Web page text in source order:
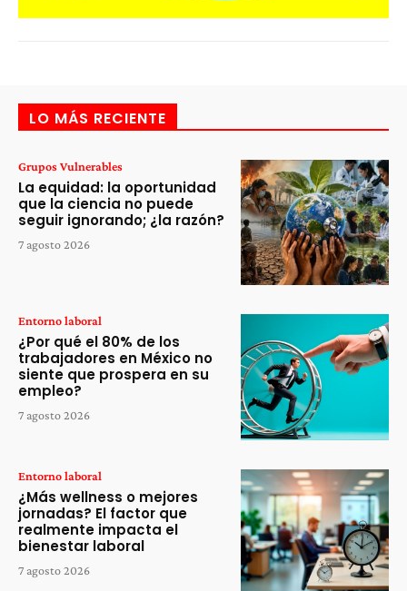
LO MÁS RECIENTE
Grupos Vulnerables
La equidad: la oportunidad
que la ciencia no puede
seguir ignorando; ¿la razón?
7 agosto 2026
Entorno laboral
¿Por qué el 80% de los
trabajadores en México no
siente que prospera en su
empleo?
7 agosto 2026
Entorno laboral
¿Más wellness o mejores
jornadas? El factor que
realmente impacta el
bienestar laboral
7 agosto 2026